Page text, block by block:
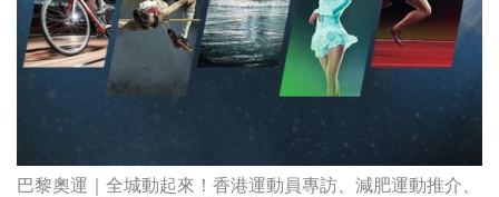
巴黎奧運｜全城動起來！香港運動員專訪、減肥運動推介、